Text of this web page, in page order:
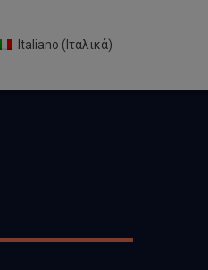
Italiano ( Ιταλικά)